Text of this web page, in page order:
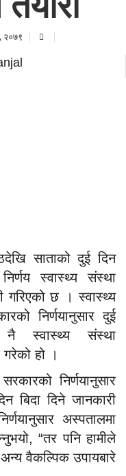
२०७९
साताको दुई दिन
स्वास्थ्य संस्था
गरिएको छ । स्वास्थ्य
निर्णयानुसार दुई
नै स्वास्थ्य संस्था
गरेको हो ।
निर्णयानुसार
बिदा दिने जानकारी
अस्पतालमा
“तर पनि हामीले
अन्य वैकल्पिक उपायबारे